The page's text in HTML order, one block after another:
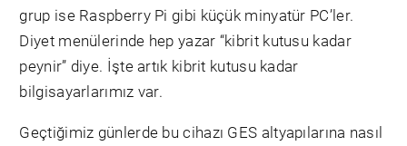
grup ise Raspberry Pi gibi küçük minyatür PC’ler.
Diyet menülerinde hep yazar “kibrit kutusu kadar
peynir” diye. İşte artık kibrit kutusu kadar
bilgisayarlarımız var.
Geçtiğimiz günlerde bu cihazı GES altyapılarına nasıl